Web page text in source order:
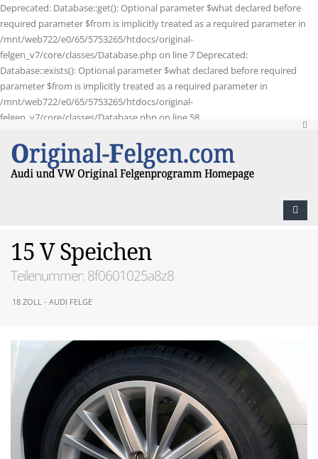
Deprecated: Database::get(): Optional parameter $what declared before
required parameter $from is implicitly treated as a required parameter in
/mnt/web722/e0/65/5753265/htdocs/original-
felgen_v7/core/classes/Database.php on line 7 Deprecated:
Database::exists(): Optional parameter $what declared before required
parameter $from is implicitly treated as a required parameter in
/mnt/web722/e0/65/5753265/htdocs/original-
felgen_v7/core/classes/Database.php on line 58
15 V Speichen
Teilenummer: 8f0601025a8z8
18 ZOLL - AUDI FELGE